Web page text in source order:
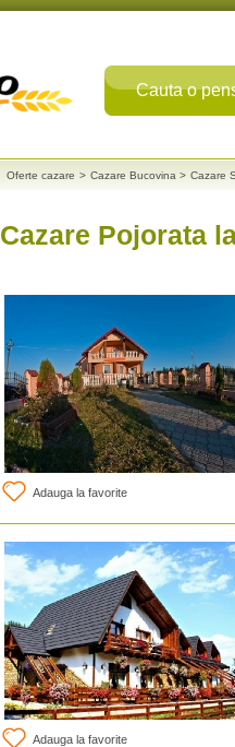
Cauta o
Oferte cazare > Cazare Bucovina > Cazare
Cazare Pojorata
Adauga la favorite
Adauga la favorite